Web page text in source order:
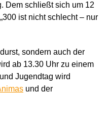
Dem schließt sich um 12
ist nicht schlecht – nur
sondern auch der
ab 13.30 Uhr zu einem
Jugendtag wird
und der